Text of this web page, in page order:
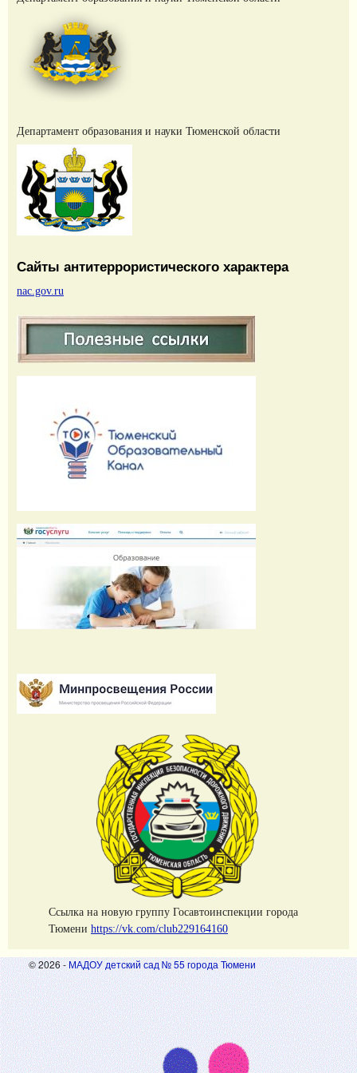
Департамент образования и науки Тюменской области
Сайты антитеррористического характера
nac.gov.ru
Cсылка на новую группу Госавтоинспекции города
Тюмени https://vk.com/club229164160
© 2026 -МАДОУ детский сад № 55 города Тюмени